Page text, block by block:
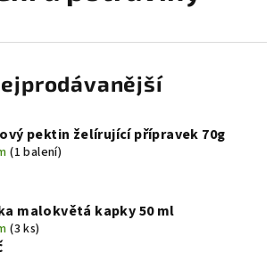
pektin želírující přípravek 70g
(1 balení)
malokvětá kapky 50 ml
(3 ks)